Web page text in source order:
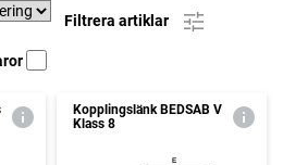
Filtrera artiklar
Kopplingslänk BEDSAB V
Klass 8